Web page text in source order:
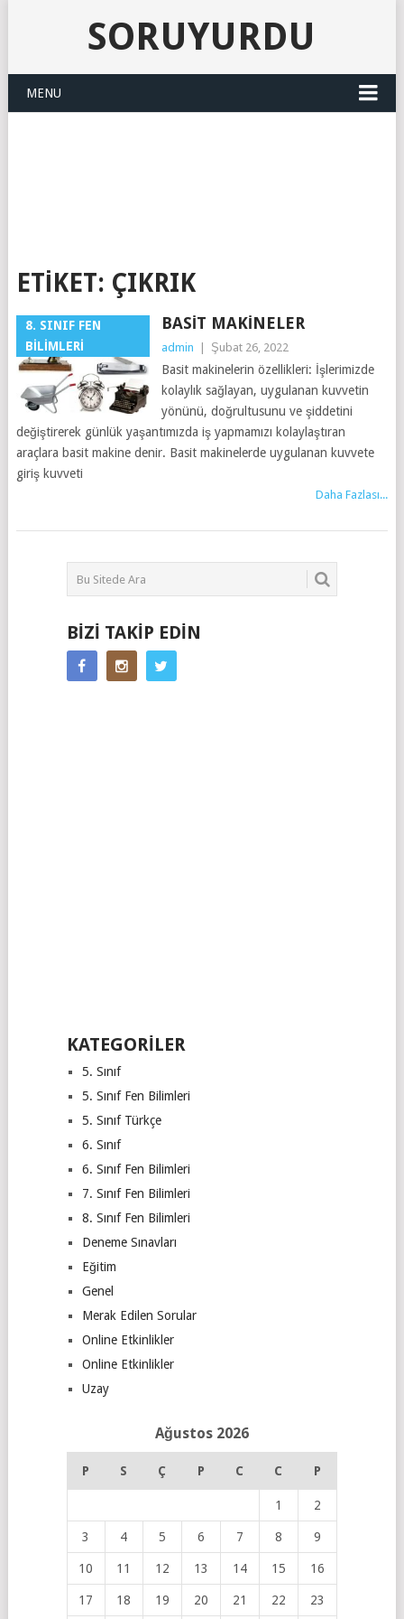
SORUYURDU
MENU
ETIKET: ÇIKRIK
8. SINIF FEN
BILIMLERI
BASIT MAKINELER
admin Şubat 26, 2022
Basit makinelerin özellikleri: İşlerimizde
kolaylık sağlayan, uygulanan kuvvetin
yönünü, doğrultusunu ve şiddetini
değiştirerek günlük yaşantımızda iş yapmamızı kolaylaştıran
araçlara basit makine denir. Basit makinelerde uygulanan kuvvete
giriş kuvveti
Daha Fazlası...
BIZI TAKIP EDIN
KATEGORILER
5. Sınıf
5. Sınıf Fen Bilimleri
5. Sınıf Türkçe
6. Sınıf
6. Sınıf Fen Bilimleri
7. Sınıf Fen Bilimleri
8. Sınıf Fen Bilimleri
Deneme Sınavları
Eğitim
Genel
Merak Edilen Sorular
Online Etkinlikler
Online Etkinlikler
Uzay
Ağustos 2026
P S Ç P C C P
1 2
3 4 5 6 7 8 9
10 11 12 13 14 15 16
17 18 19 20 21 22 23